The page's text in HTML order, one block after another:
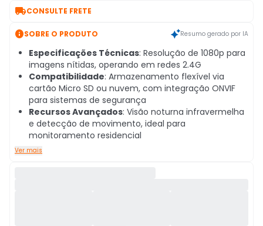
CONSULTE FRETE
SOBRE O PRODUTO Resumo gerado por IA
Especificações Técnicas: Resolução de 1080p para
imagens nítidas, operando em redes 2.4G
Compatibilidade: Armazenamento flexível via
cartão Micro SD ou nuvem, com integração ONVIF
para sistemas de segurança
Recursos Avançados: Visão noturna infravermelha
e detecção de movimento, ideal para
monitoramento residencial
Ver mais